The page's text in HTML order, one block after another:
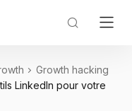
Growth hacking
LinkedIn pour votre